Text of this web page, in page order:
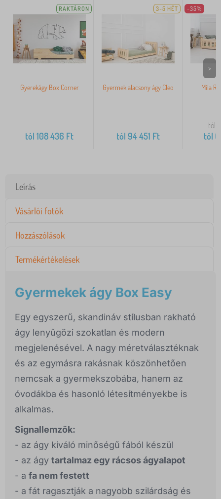
RAKTÁRON
Gyerekágy Box Corner
tól 108 436 Ft
3-5 HÉT
Gyermek alacsony ágy Cleo
tól 94 451 Ft
-35%
Mila
tól
tól
>
Leírás
Vásárlói fotók
Hozzászólások
Termékértékelések
Gyermekek ágy Box Easy
Egy egyszerű, skandináv stílusban rakható
ágy lenyűgözi szokatlan és modern
megjelenésével. A nagy méretválasztéknak
és az egymásra rakásnak köszönhetően
nemcsak a gyermekszobába, hanem az
óvodákba és hasonló létesítményekbe is
alkalmas.
Signallemzők:
- az ágy kiváló minőségű fából készül
- az ágy tartalmaz egy rácsos ágyalapot
- a fa nem festett
- a fát ragasztják a nagyobb szilárdság és